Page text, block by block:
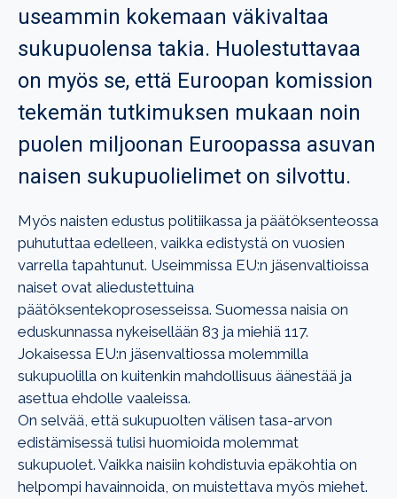
useammin kokemaan väkivaltaa
sukupuolensa takia. Huolestuttavaa
on myös se, että Euroopan komission
tekemän tutkimuksen mukaan noin
puolen miljoonan Euroopassa asuvan
naisen sukupuolielimet on silvottu.
Myös naisten edustus politiikassa ja päätöksenteossa
puhututtaa edelleen, vaikka edistystä on vuosien
varrella tapahtunut. Useimmissa EU:n jäsenvaltioissa
naiset ovat aliedustettuina
päätöksentekoprosesseissa. Suomessa naisia on
eduskunnassa nykeisellään 83 ja miehiä 117.
Jokaisessa EU:n jäsenvaltiossa molemmilla
sukupuolilla on kuitenkin mahdollisuus äänestää ja
asettua ehdolle vaaleissa.
On selvää, että sukupuolten välisen tasa-arvon
edistämisessä tulisi huomioida molemmat
sukupuolet. Vaikka naisiin kohdistuvia epäkohtia on
helpompi havainnoida, on muistettava myös miehet.